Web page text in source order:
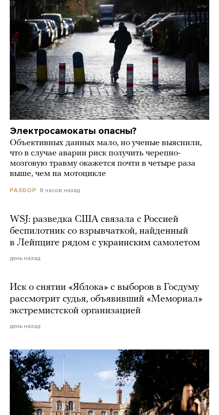
Электросамокаты опасны?
Объективных данных мало, но ученые выяснили,
что в случае аварии риск получить черепно-
мозговую травму окажется почти в четыре раза
выше, чем на мотоцикле
РАЗБОР 8 часов назад
WSJ: разведка США связала с Россией
беспилотник со взрывчаткой, найденный
в Лейпциге рядом с украинским самолетом
день назад
Иск о снятии «Яблока» с выборов в Госдуму
рассмотрит судья, объявивший «Мемориал»
экстремистской организацией
день назад